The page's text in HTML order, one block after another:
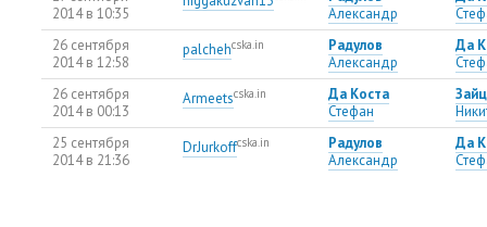
2014 в 10:35
Александр
26 сентября
2014 в 12:58
palchehcska.in
Радулов
Александр
Да
26 сентября
2014 в 00:13
Armeetscska.in
Да Коста
Стефан
25 сентября
2014 в 21:36
DrJurkoffcska.in
Радулов
Александр
Да